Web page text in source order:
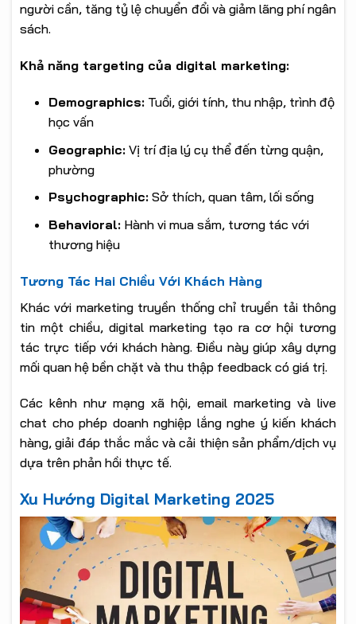
người cần, tăng tỷ lệ chuyển đổi và giảm lãng phí ngân
sách.
Khả năng targeting của digital marketing:
Demographics:Tuổi, giới tính, thu nhập, trình độ
học vấn
Geographic:Vị trí địa lý cụ thể đến từng quận,
phường
Psychographic:Sở thích, quan tâm, lối sống
Behavioral:Hành vi mua sắm, tương tác với
thương hiệu
Tương Tác Hai Chiều Với Khách Hàng
Khác với marketing truyền thống chỉ truyền tải thông
tin một chiều, digital marketing tạo ra cơ hội tương
tác trực tiếp với khách hàng. Điều này giúp xây dựng
mối quan hệ bền chặt và thu thập feedback có giá trị.
Các kênh như mạng xã hội, email marketing và live
chat cho phép doanh nghiệp lắng nghe ý kiến khách
hàng, giải đáp thắc mắc và cải thiện sản phẩm/dịch vụ
dựa trên phản hồi thực tế.
Xu Hướng Digital Marketing 2025